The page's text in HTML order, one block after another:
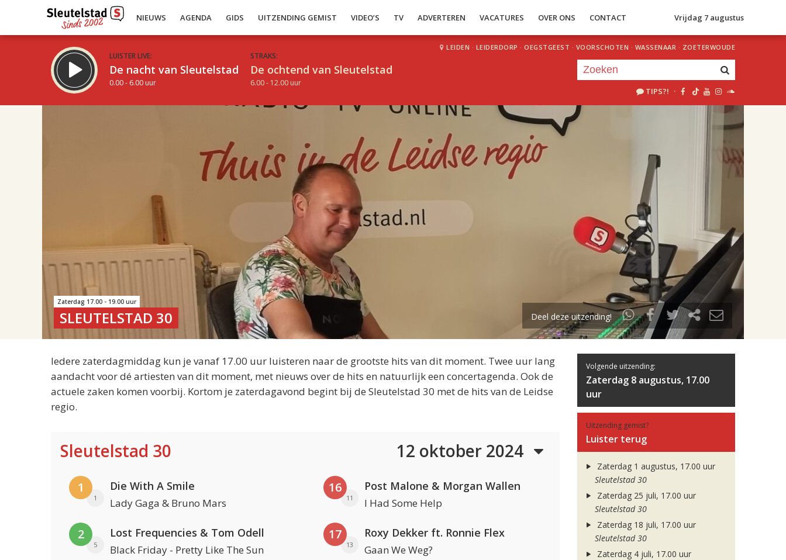
NIEUWS AGENDA GIDS UITZENDING GEMIST VIDEO’S TV ADVERTEREN VACATURES OVER ONS CONTACT Vrijdag 7 augustus
LUISTER LIVE:
De nacht van Sleutelstad
0.00 - 6.00 uur
STRAKS:
De ochtend van Sleutelstad
6.00 - 12.00 uur
LEIDEN · LEIDERDORP · OEGSTGEEST · VOORSCHOTEN · WASSENAAR · ZOETERWOUDE
TIPS?! ·
uur 1 van 2
Volgend uur
Zaterdag 17.00 - 19.00 uur
SLEUTELSTAD 30 Deel deze uitzending!
Iedere zaterdagmiddag kun je vanaf 17.00 uur luisteren naar de grootste hits van dit moment. Twee uur lang
aandacht voor dé artiesten van dit moment, met nieuws over de hits en natuurlijk een concertagenda. Ook de
actuele zaken komen voorbij. Kortom je zaterdagavond begint bij de Sleutelstad 30 met de hits van de Leidse
regio.
Sleutelstad 30 12 oktober 2024
1
1
Die With A Smile
Lady Gaga & Bruno Mars
2
5
Lost Frequencies & Tom Odell
Black Friday - Pretty Like The Sun
16
11
Post Malone & Morgan Wallen
I Had Some Help
17
13
Roxy Dekker ft. Ronnie Flex
Gaan We Weg?
Volgende uitzending:
Zaterdag 8 augustus, 17.00
uur
Uitzending gemist?
Luister terug
Zaterdag 1 augustus, 17.00 uur
Sleutelstad 30
Zaterdag 25 juli, 17.00 uur
Sleutelstad 30
Zaterdag 18 juli, 17.00 uur
Sleutelstad 30
Zaterdag 4 juli, 17.00 uur